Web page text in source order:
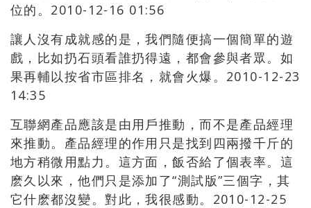
位的。2010-12-16 01:56
讓人沒有成就感的是，我們隨便搞一個簡單的遊
戲，比如扔石頭看誰扔得遠，都會參與者眾。如
果再輔以按省市區排名，就會火爆。2010-12-23
14:35
互聯網產品應該是由用戶推動，而不是產品經理
來推動。產品經理的作用只是找到四兩撥千斤的
地方稍微用點力。這方面，飯否給了個表率。這
麽久以來，他們只是添加了“測試版”三個字，其
它什麽都沒變。對此，我很感動。2010-12-25